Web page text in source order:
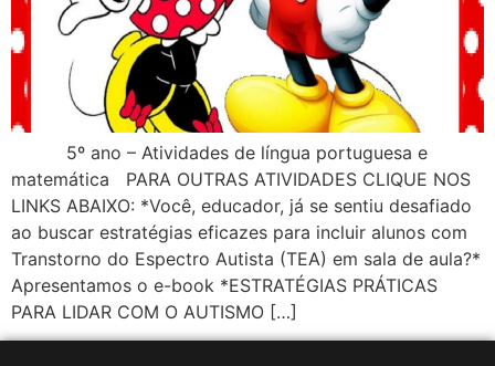
5º ano – Atividades de língua portuguesa e
matemática PARA OUTRAS ATIVIDADES CLIQUE NOS
LINKS ABAIXO: *Você, educador, já se sentiu desafiado
ao buscar estratégias eficazes para incluir alunos com
Transtorno do Espectro Autista (TEA) em sala de aula?*
Apresentamos o e-book *ESTRATÉGIAS PRÁTICAS
PARA LIDAR COM O AUTISMO […]